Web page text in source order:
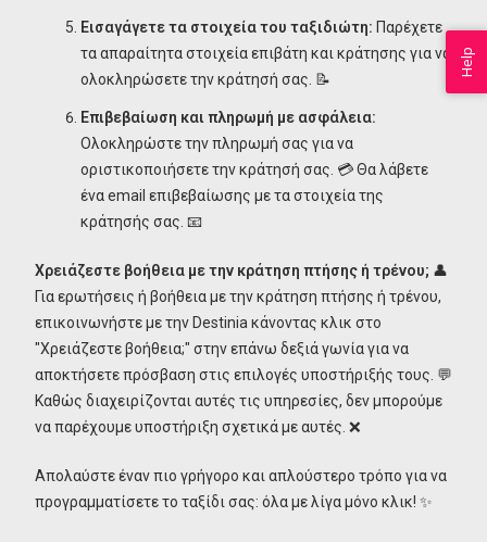
Εισαγάγετε τα στοιχεία του ταξιδιώτη: Παρέχετε
τα απαραίτητα στοιχεία επιβάτη και κράτησης για να
ολοκληρώσετε την κράτησή σας. 📝
Επιβεβαίωση και πληρωμή με ασφάλεια:
Ολοκληρώστε την πληρωμή σας για να
οριστικοποιήσετε την κράτησή σας. 💳 Θα λάβετε
ένα email επιβεβαίωσης με τα στοιχεία της
κράτησής σας. 📧
Χρειάζεστε βοήθεια με την κράτηση πτήσης ή τρένου; 👤
Για ερωτήσεις ή βοήθεια με την κράτηση πτήσης ή τρένου,
επικοινωνήστε με την Destinia κάνοντας κλικ στο
"Χρειάζεστε βοήθεια;" στην επάνω δεξιά γωνία για να
αποκτήσετε πρόσβαση στις επιλογές υποστήριξής τους. 💬
Καθώς διαχειρίζονται αυτές τις υπηρεσίες, δεν μπορούμε
να παρέχουμε υποστήριξη σχετικά με αυτές. ❌
Απολαύστε έναν πιο γρήγορο και απλούστερο τρόπο για να
προγραμματίσετε το ταξίδι σας: όλα με λίγα μόνο κλικ! ✨
Help